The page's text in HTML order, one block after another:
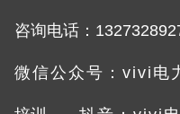
咨询电话：132732892
微信公众号：vivi